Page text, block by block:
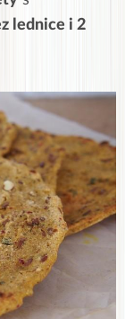
lednice i 2